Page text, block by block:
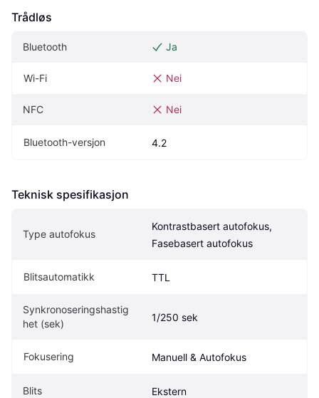
Trådløs
Bluetooth Ja
Wi-Fi Nei
NFC Nei
Bluetooth-versjon 4.2
Teknisk spesifikasjon
Type autofokus
Kontrastbasert autofokus,
Fasebasert autofokus
Blitsautomatikk TTL
Synkronoseringshastig
het (sek)
1/250 sek
Fokusering Manuell & Autofokus
Blits Ekstern